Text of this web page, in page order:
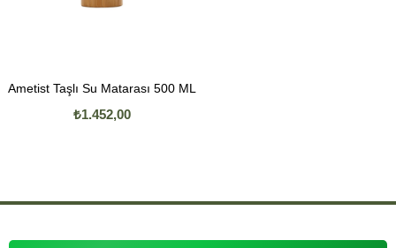
Ametist Taşlı Su Matarası 500 ML
₺1.452,00